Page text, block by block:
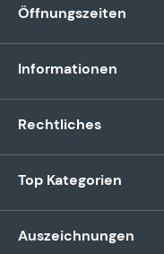
Öffnungszeiten
Informationen
Rechtliches
Top Kategorien
Auszeichnungen